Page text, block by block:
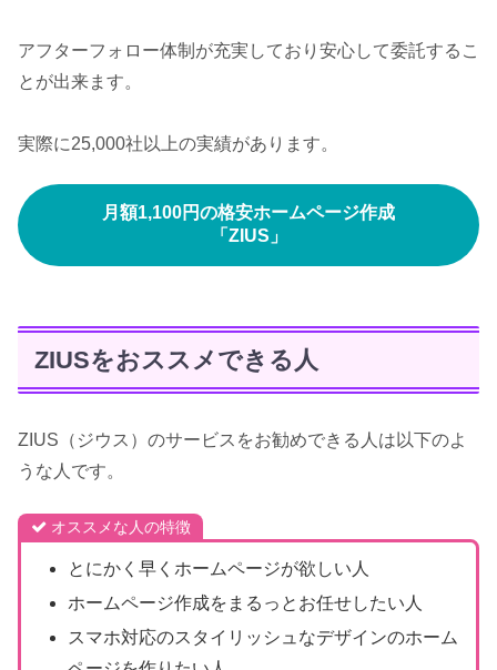
アフターフォロー体制が充実しており安心して委託するこ
とが出来ます。
実際に25,000社以上の実績があります。
月額1,100円の格安ホームページ作成
「ZIUS」
ZIUSをおススメできる人
ZIUS（ジウス）のサービスをお勧めできる人は以下のよ
うな人です。
オススメな人の特徴
とにかく早くホームページが欲しい人
ホームページ作成をまるっとお任せしたい人
スマホ対応のスタイリッシュなデザインのホーム